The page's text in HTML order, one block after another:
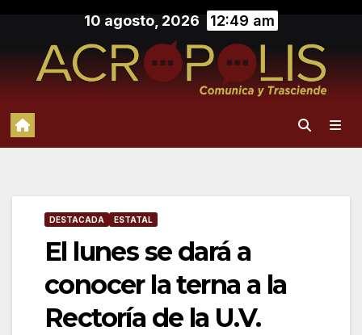
contenido
10 agosto, 2026 12:49 am
DESTACADA ESTATAL
El lunes se dará a
conocer la terna a la
Rectoría de la U.V.